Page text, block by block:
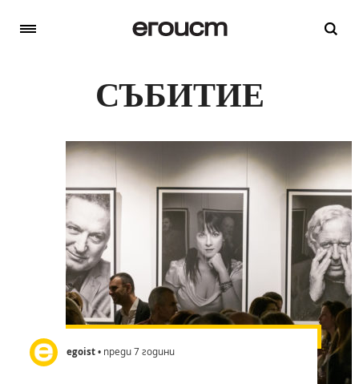
СЪБИТИЕ
egoist• преди 7 години